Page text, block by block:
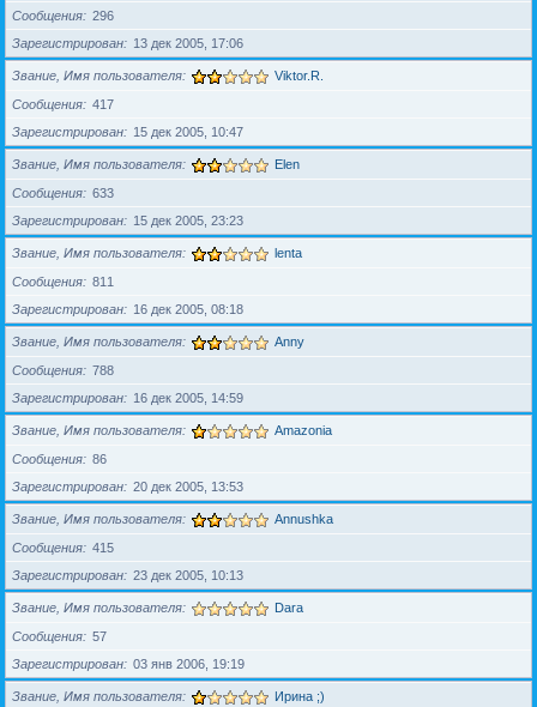
Сообщения
296
Зарегистрирован
13 дек 2005, 17:06
Звание, Имя пользователя Viktor.R.
Сообщения
417
Зарегистрирован
15 дек 2005, 10:47
Звание, Имя пользователя Elen
Сообщения
633
Зарегистрирован
15 дек 2005, 23:23
Звание, Имя пользователя lenta
Сообщения
811
Зарегистрирован
16 дек 2005, 08:18
Звание, Имя пользователя Anny
Сообщения
788
Зарегистрирован
16 дек 2005, 14:59
Звание, Имя пользователя Amazonia
Сообщения
86
Зарегистрирован
20 дек 2005, 13:53
Звание, Имя пользователя Annushka
Сообщения
415
Зарегистрирован
23 дек 2005, 10:13
Звание, Имя пользователя Dara
Сообщения
57
Зарегистрирован
03 янв 2006, 19:19
Звание, Имя пользователя Ирина ;)